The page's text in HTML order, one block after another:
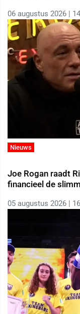
06 augustus 2026 |
Nieuws
Joe Rogan raadt
financieel de
05 augustus 2026 |